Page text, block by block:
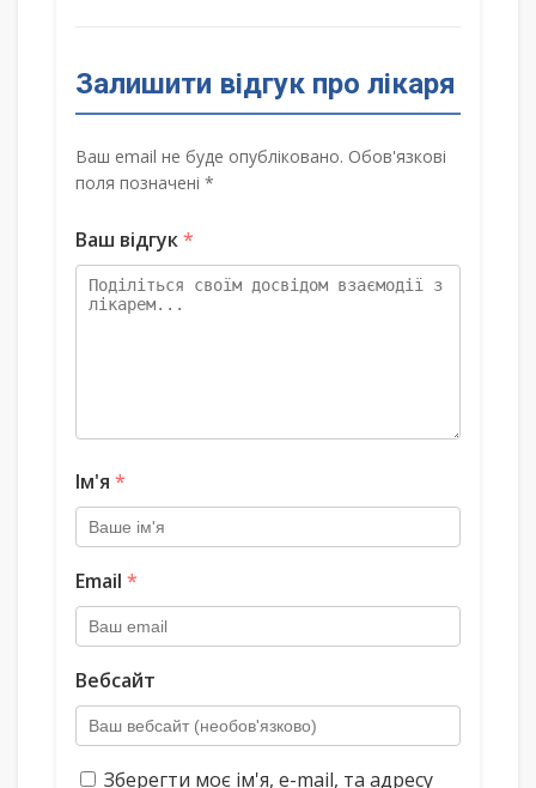
Залишити відгук про лікаря
Ваш email не буде опубліковано. Обов'язкові
поля позначені *
Ваш відгук*
Ім'я *
Email *
Вебсайт
Зберегти моє ім'я, e-mail, та адресу